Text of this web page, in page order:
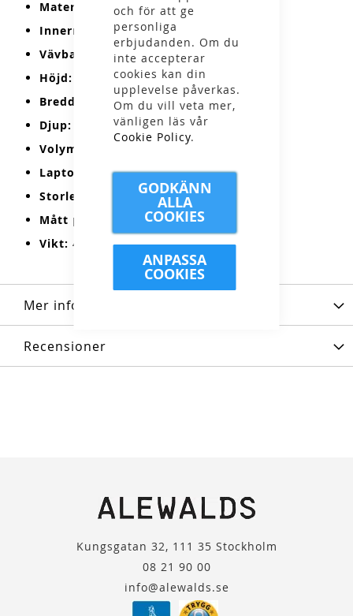
och för att ge
personliga
erbjudanden. Om du
inte accepterar
cookies kan din
upplevelse påverkas.
Om du vill veta mer,
vänligen läs vår
Cookie Policy.
GODKÄNN
ALLA
COOKIES
ANPASSA
COOKIES
Material:
Vinylon F: 100% vinylal
Innermaterial:100% polyamid 70D
Vävband:
100% polypropylen
Höjd:
Bredd:
28cm
Djup:
Volym:
Laptopfack:Ja
Storlek på laptop:15"
Mått på laptop:
36 x 26 x 3cm
Vikt: 460g
Mer information
Recensioner
Kungsgatan 32, 111 35 Stockholm
08 21 90 00
info@alewalds.se